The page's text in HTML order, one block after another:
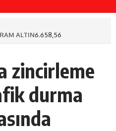
ALTIN6.658,56
zincirleme
durma